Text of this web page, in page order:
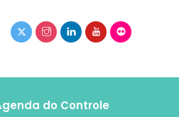
do Controle